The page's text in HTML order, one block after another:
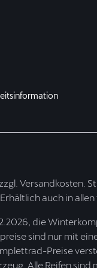
Versandkosten.
auch in
die
sind nur mit
Preise
Alle Reifen sind